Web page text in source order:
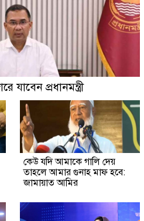
যাবেন প্রধানমন্ত্রী
কেউ যদি আমাকে গালি দেয়
তাহলে আমার গুনাহ মাফ হবে:
জামায়াত আমির